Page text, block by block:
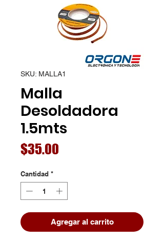
SKU: MALLA1
Malla
Desoldadora
1.5mts
$35.00
Cantidad *
Agregar al carrito